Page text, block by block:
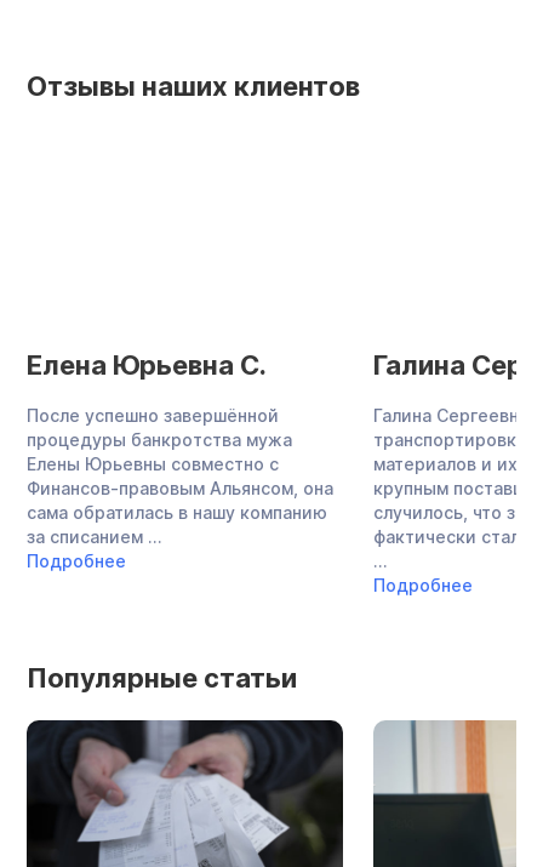
Отзывы наших клиентов
Елена Юрьевна С.
После успешно завершённой
процедуры банкротства мужа
Елены Юрьевны совместно с
Финансов-правовым Альянсом, она
сама обратилась в нашу компанию
за списанием ...
Подробнее
Галина
Галина Сергеевна
материалов и их
крупным
случилось, что
фактически стала
...
Подробнее
Популярные статьи